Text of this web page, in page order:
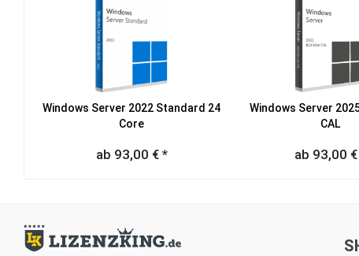
Windows Server 2022 Standard 24
Core
ab 93,00 € *
Windows Server
CAL
ab 93,00